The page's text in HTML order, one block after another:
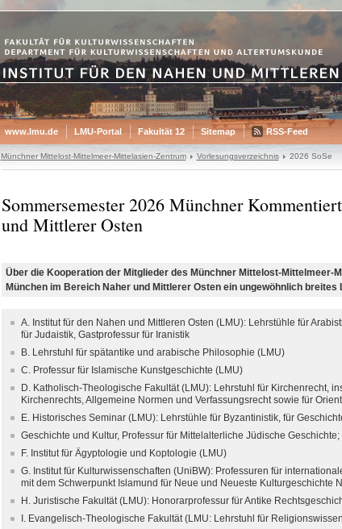
www.lmu.de LMU-Portal Fakultät 12 Sitemap RSS-Feed
Münchner Mittelost-Mittelmeer-Mittelasien-Zentrum Vorlesungsverzeichnis 2026 SoSe
Sommersemester 2026 Münchner
und Mittlerer Osten
Über die Kooperation der Mitglieder des Münchner Mittelost-Mittelmeer-
München im Bereich Naher und Mittlerer Osten ein ungewöhnlich breites
A. Institut für den Nahen und Mittleren Osten (LMU): Lehrstühle für
für Judaistik, Gastprofessur für Iranistik
B. Lehrstuhl für spätantike und arabische Philosophie (LMU)
C. Professur für Islamische Kunstgeschichte (LMU)
D. Katholisch-Theologische Fakultät (LMU): Lehrstuhl für Kirchenrecht,
Kirchenrechts, Allgemeine Normen und Verfassungsrecht sowie für
E. Historisches Seminar (LMU): Lehrstühle für Byzantinistik, für
Geschichte und Kultur, Professur für Mittelalterliche Jüdische
F. Institut für Ägyptologie und Koptologie (LMU)
G. Institut für Kulturwissenschaften (UniBW): Professuren für
mit dem Schwerpunkt Islamund für Neue und Neueste Kulturgeschichte
H. Juristische Fakultät (LMU): Honorarprofessur für Antike
I. Evangelisch-Theologische Fakultät (LMU: Lehrstuhl für